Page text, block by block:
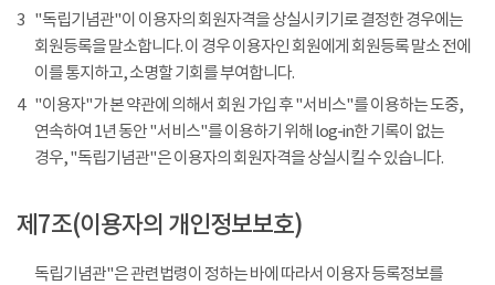
3 "독립기념관"이 이용자의 회원자격을 상실시키기로 결정한 경우에는
회원등록을 말소합니다. 이 경우 이용자인 회원에게 회원등록 말소 전에
이를 통지하고, 소명할 기회를 부여합니다.
4
"이용자"가 본 약관에 의해서 회원 가입 후 "서비스"를 이용하는 도중,
연속하여 1년 동안 "서비스"를 이용하기 위해 log-in한 기록이 없는
경우, "독립기념관"은 이용자의 회원자격을 상실시킬 수 있습니다.
제7조(이용자의 개인정보보호)
독립기념관"은 관련법령이 정하는 바에 따라서 이용자 등록정보를